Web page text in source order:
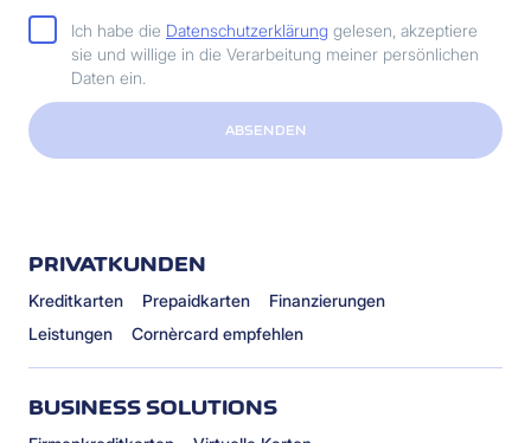
Ich habe die Datenschutzerklärung gelesen, akzeptiere
sie und willige in die Verarbeitung meiner persönlichen
Daten ein.
ABSENDEN
PRIVATKUNDEN
Kreditkarten Prepaidkarten
Finanzierungen
Leistungen
Cornèrcard empfehlen
BUSINESS SOLUTIONS